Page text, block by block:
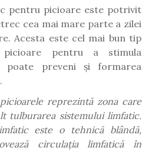
pentru picioare este potrivit
cea mai mare parte a zilei
Acesta este cel mai bun tip
pentru a stimula
poate preveni și formarea
reprezintă zona care
tulburarea sistemului limfatic.
este o tehnică blândă,
circulația limfatică în